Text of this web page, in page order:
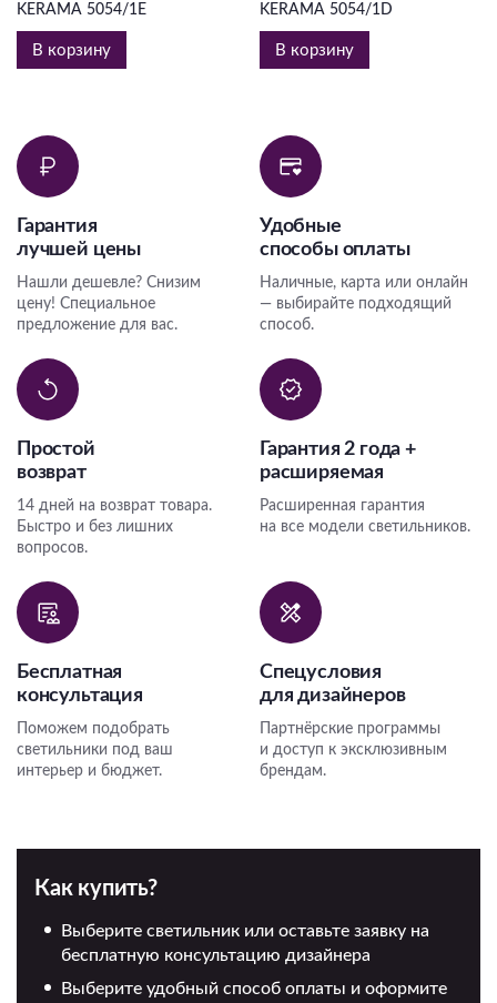
KERAMA 5054/1E
В корзину
KERAMA 5054/1D
В корзину
Гарантия
лучшей цены
Нашли дешевле? Снизим
цену! Специальное
предложение для вас.
Удобные
способы оплаты
Наличные, карта или онлайн
— выбирайте подходящий
способ.
Простой
возврат
14 дней на возврат товара.
Быстро и без лишних
вопросов.
Гарантия 2 года +
расширяемая
Расширенная гарантия
на все модели светильников.
Бесплатная
консультация
Поможем подобрать
светильники под ваш
интерьер и бюджет.
Спецусловия
для дизайнеров
Партнёрские программы
и доступ к эксклюзивным
брендам.
Как купить?
Выберите светильник или оставьте заявку на
бесплатную консультацию дизайнера
Выберите удобный способ оплаты и оформите